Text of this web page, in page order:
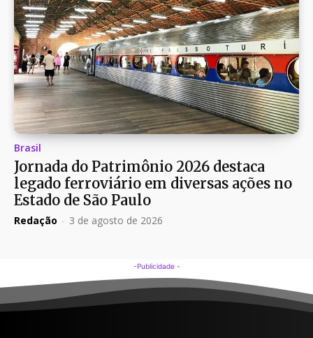
Brasil
Jornada do Patrimônio 2026 destaca
legado ferroviário em diversas ações no
Estado de São Paulo
Redação - 3 de agosto de 2026
-Publicidade -